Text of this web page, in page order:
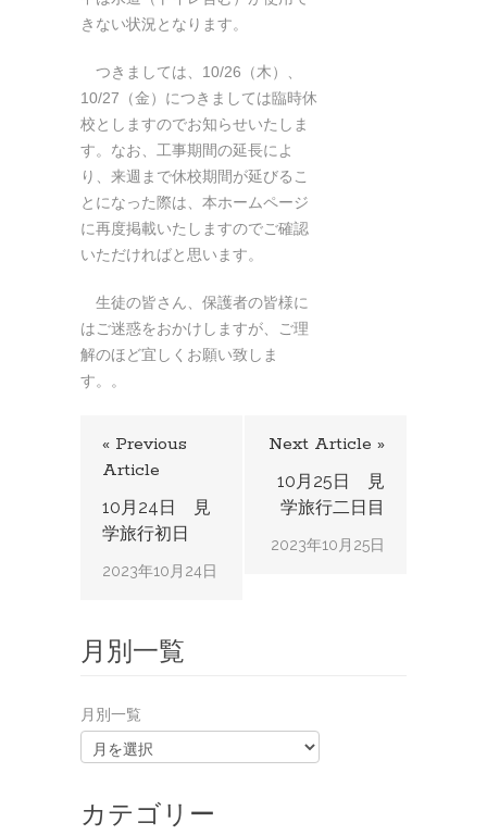
きない状況となります。
つきましては、10/26（木）、
10/27（金）につきましては臨時休
校としますのでお知らせいたしま
す。なお、工事期間の延長によ
り、来週まで休校期間が延びるこ
とになった際は、本ホームページ
に再度掲載いたしますのでご確認
いただければと思います。
生徒の皆さん、保護者の皆様に
はご迷惑をおかけしますが、ご理
解のほど宜しくお願い致しま
す。。
« Previous
Article
10月24日 見
学旅行初日
2023年10月24日
Next Article »
10月25日 見
学旅行二日目
2023年10月25日
月別一覧
月別一覧
カテゴリー